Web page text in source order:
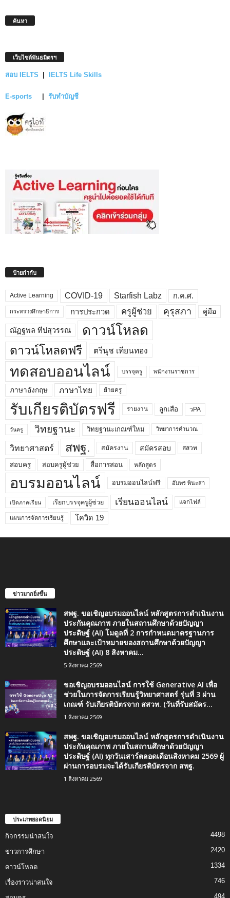
ค้นหา
เว็บไซต์พันธมิตรฯ
สอบ IELTS | IELTS Life Skills
E-sports | รับทำบัญชี
ป้ายกำกับ
Active Learning COVID-19 Starfish Labz ก.ค.ศ.
กระทรวงศึกษาธิการ การประกวด ครูผู้ช่วย คุรุสภา คู่มือ
ณัฏฐพล ทีปสุวรรณ ดาวน์โหลด
ดาวน์โหลดฟรี ตรีนุช เทียนทอง
ทดสอบออนไลน์ บรรจุครู พนักงานราชการ
ภาษาอังกฤษ ภาษาไทย ย้ายครู
รับเกียรติบัตรฟรี รายงาน ลูกเสือ วPA
วันครู วิทยฐานะ วิทยฐานะเกณฑ์ใหม่ วิทยาการคำนวณ
วิทยาศาสตร์ สพฐ. สมัครงาน สมัครสอบ สสวท
สอบครู สอบครูผู้ช่วย สื่อการสอน หลักสูตร
อบรมออนไลน์ อบรมออนไลน์ฟรี อัมพร พินะสา
เปิดภาคเรียน เรียกบรรจุครูผู้ช่วย เรียนออนไลน์ แจกไฟล์
แผนการจัดการเรียนรู้ โควิด 19
ข่าวมากยิ่งขึ้น
สพฐ. ขอเชิญอบรมออนไลน์ หลักสูตรการดำเนินงาน
ประกันคุณภาพ ภายในสถานศึกษาด้วยปัญญา
ประดิษฐ์ (AI) โมดูลที่ 2 การกำหนดมาตรฐานการ
ศึกษาและเป้าหมายของสถานศึกษาด้วยปัญญา
ประดิษฐ์ (AI) 8 สิงหาคม...
5 สิงหาคม 2569
ขอเชิญอบรมออนไลน์ การใช้ Generative AI เพื่อ
ช่วยในการจัดการเรียนรู้วิทยาศาสตร์ รุ่นที่ 3 ผ่าน
เกณฑ์ รับเกียรติบัตรจาก สสวท. (วันที่รับสมัคร...
1 สิงหาคม 2569
สพฐ. ขอเชิญอบรมออนไลน์ หลักสูตรการดำเนินงาน
ประกันคุณภาพ ภายในสถานศึกษาด้วยปัญญา
ประดิษฐ์ (AI) ทุกวันเสาร์ตลอดเดือนสิงหาคม 2569 ผู้
ผ่านการอบรมจะได้รับเกียรติบัตรจาก สพฐ.
1 สิงหาคม 2569
ประเภทยอดนิยม
กิจกรรมน่าสนใจ 4498
ข่าวการศึกษา 2420
ดาวน์โหลด 1334
เรื่องราวน่าสนใจ 746
494